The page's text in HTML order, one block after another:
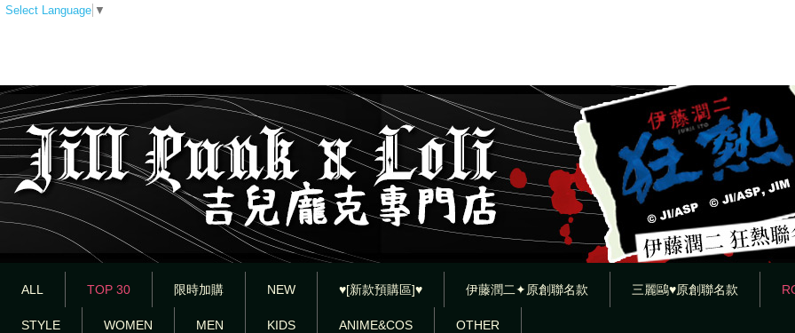
Select Language ▼
ALL TOP 30 限時加購 NEW ♥[新款預購區]♥ 伊藤潤二✦原創聯名款 三麗鷗♥原創聯名款
STYLE WOMEN MEN KIDS ANIME&COS OTHER